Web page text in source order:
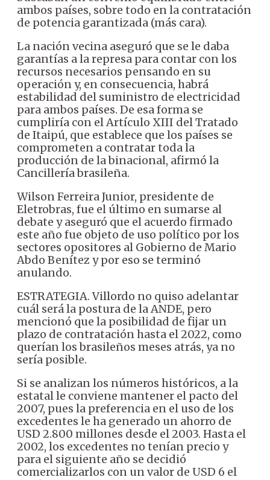
ambos países, sobre todo en la contratación
de potencia garantizada (más cara).
La nación vecina aseguró que se le daba
garantías a la represa para contar con los
recursos necesarios pensando en su
operación y, en consecuencia, habrá
estabilidad del suministro de electricidad
para ambos países. De esa forma se
cumpliría con el Artículo XIII del Tratado
de Itaipú, que establece que los países se
comprometen a contratar toda la
producción de la binacional, afirmó la
Cancillería brasileña.
Wilson Ferreira Junior, presidente de
Eletrobras, fue el último en sumarse al
debate y aseguró que el acuerdo firmado
este año fue objeto de uso político por los
sectores opositores al Gobierno de Mario
Abdo Benítez y por eso se terminó
anulando.
ESTRATEGIA. Villordo no quiso adelantar
cuál será la postura de la ANDE, pero
mencionó que la posibilidad de fijar un
plazo de contratación hasta el 2022, como
querían los brasileños meses atrás, ya no
sería posible.
Si se analizan los números históricos, a la
estatal le conviene mantener el pacto del
2007, pues la preferencia en el uso de los
excedentes le ha generado un ahorro de
USD 2.800 millones desde el 2003. Hasta el
2002, los excedentes no tenían precio y
para el siguiente año se decidió
comercializarlos con un valor de USD 6 el